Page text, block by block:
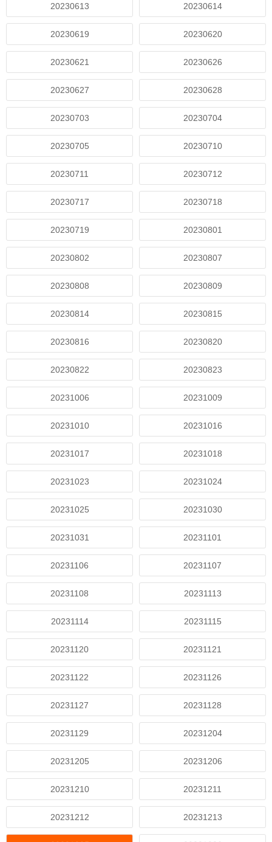
20230613 20230614
20230619 20230620
20230621 20230626
20230627 20230628
20230703 20230704
20230705 20230710
20230711 20230712
20230717 20230718
20230719 20230801
20230802 20230807
20230808 20230809
20230814 20230815
20230816 20230820
20230822 20230823
20231006 20231009
20231010 20231016
20231017 20231018
20231023 20231024
20231025 20231030
20231031 20231101
20231106 20231107
20231108 20231113
20231114 20231115
20231120 20231121
20231122 20231126
20231127 20231128
20231129 20231204
20231205 20231206
20231210 20231211
20231212 20231213